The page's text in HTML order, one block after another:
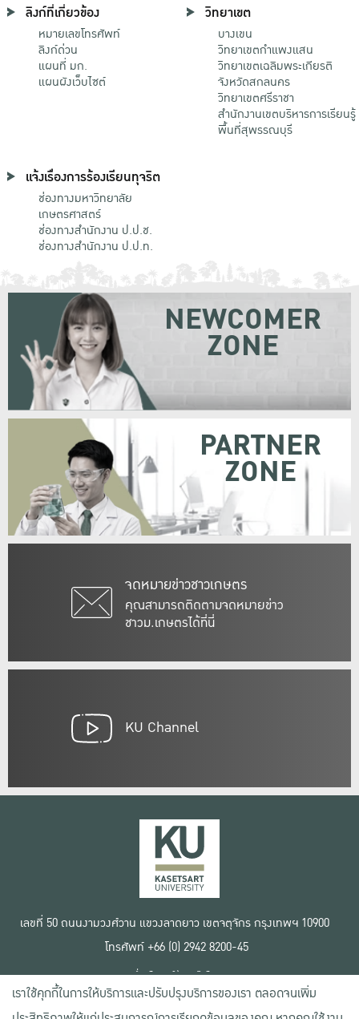
ลิงก์ที่เกี่ยวข้อง
หมายเลขโทรศัพท์
ลิงก์ด่วน
แผนที่ มก.
แผนผังเว็บไซต์
วิทยาเขต
บางเขน
วิทยาเขตกําแพงแสน
วิทยาเขตเฉลิมพระเกียรติ
จังหวัดสกลนคร
วิทยาเขตศรีราชา
สำนักงานเขตบริหารการเรียนรู้
พื้นที่สุพรรณบุรี
แจ้งเรื่องการร้องเรียนทุจริต
ช่องทางมหาวิทยาลัย
เกษตรศาสตร์
ช่องทางสำนักงาน ป.ป.ช.
ช่องทางสำนักงาน ป.ป.ท.
จดหมายข่าวชาวเกษตร
คุณสามารถติดตามจดหมายข่าว
ชาวม.เกษตรได้ที่นี่
NEWCOMER
ZONE
PARTNER
ZONE
KU Channel
เลขที่ 50 ถนนงามวงศ์วาน แขวงลาดยาว เขตจตุจักร กรุงเทพฯ 10900
โทรศัพท์ +66 (0) 2942 8200-45
เงื่อนไขการใช้งานเว็บไซต์
ข้อตกลงด้านสิทธิ์ใช้งาน
นโยบายความเป็นส่วนตัว
เราใช้คุกกี้ในการให้บริการและปรับปรุงบริการของเรา ตลอดจนเพิ่ม